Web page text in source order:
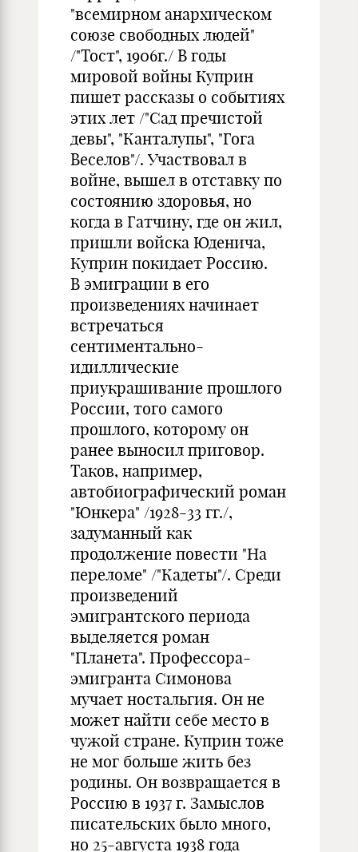
"всемирном анархическом
союзе свободных людей"
/"Тост", 1906г./ В годы
мировой войны Куприн
пишет рассказы о событиях
этих лет /"Сад пречистой
девы", "Канталупы", "Гога
Веселов"/. Участвовал в
войне, вышел в отставку по
состоянию здоровья, но
когда в Гатчину, где он жил,
пришли войска Юденича,
Куприн покидает Россию.
В эмиграции в его
произведениях начинает
встречаться
сентиментально-
идиллические
приукрашивание прошлого
России, того самого
прошлого, которому он
ранее выносил приговор.
Таков, например,
автобиографический роман
"Юнкера" /1928-33 гг./,
задуманный как
продолжение повести "На
переломе" /"Кадеты"/. Среди
произведений
эмигрантского периода
выделяется роман
"Планета". Профессора-
эмигранта Симонова
мучает ностальгия. Он не
может найти себе место в
чужой стране. Куприн тоже
не мог больше жить без
родины. Он возвращается в
Россию в 1937 г. Замыслов
писательских было много,
но 25-августа 1938 года